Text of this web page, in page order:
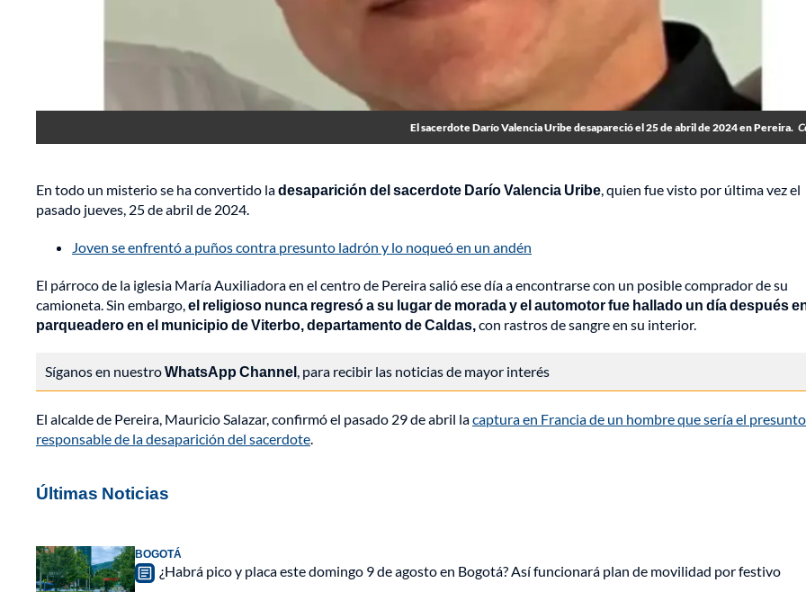
El sacerdote Darío Valencia Uribe desapareció el 25 de abril de 2024 en Pereira.
En todo un misterio se ha convertido ladesaparición del sacerdote Darío Valencia Uribe, quien fue visto por última vez el
pasado jueves, 25 de abril de 2024.
Joven se enfrentó a puños contra presunto ladrón y lo noqueó en un andén
El párroco de la iglesia María Auxiliadora en el centro de Pereira salió ese día a encontrarse con un posible comprador de su
camioneta. Sin embargo,el religioso nunca regresó a su lugar de morada y el automotor fue hallado un día después
parqueadero en el municipio de Viterbo, departamento de Caldas,con rastros de sangre en su interior.
Síganos en nuestroWhatsApp Channel, para recibir las noticias de mayor interés
El alcalde de Pereira, Mauricio Salazar, confirmó el pasado 29 de abril lacaptura en Francia de un hombre que sería el presunto
responsable de la desaparición del sacerdote.
Últimas Noticias
BOGOTÁ
¿Habrá pico y placa este domingo 9 de agosto en Bogotá? Así funcionará plan de movilidad por festivo